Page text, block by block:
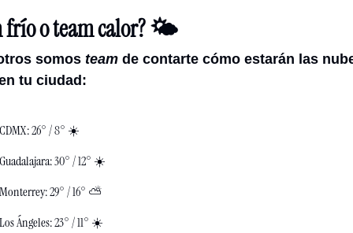
frío o team calor? 🌤️
somos team de contarte cómo estarán las
tu ciudad:
CDMX: 26° / 8° ☀️
Guadalajara: 30° / 12° ☀️
Monterrey: 29° / 16° ⛅️
Los Ángeles: 23° / 11° ☀️